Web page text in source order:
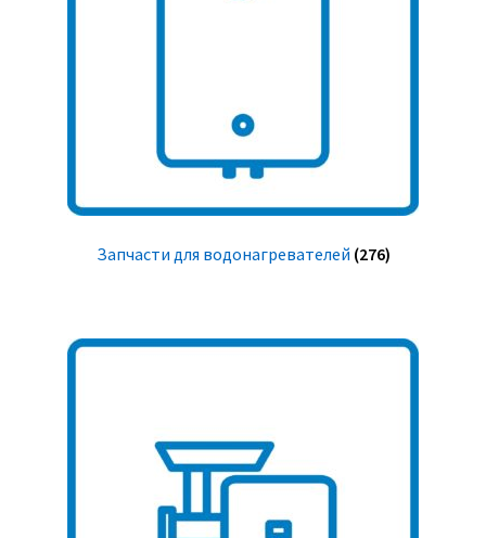
Запчасти для водонагревателей (276)